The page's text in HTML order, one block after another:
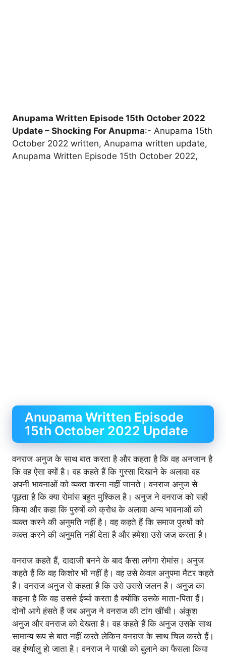
Anupama Written Episode 15th October 2022
Update – Shocking For Anupma:- Anupama 15th
October 2022 written, Anupama written update,
Anupama Written Episode 15th October 2022,
Anupama Written Episode
15th October 2022 Update
वनराज अनुज के साथ बात करता है और कहता है कि वह अनजान है
कि वह ऐसा क्यों है। वह कहते हैं कि गुस्सा दिखाने के अलावा वह
अपनी भावनाओं को व्यक्त करना नहीं जानते। वनराज अनुज से
पूछता है कि क्या रोमांस बहुत मुश्किल है। अनुज ने वनराज को सही
किया और कहा कि पुरुषों को क्रोध के अलावा अन्य भावनाओं को
व्यक्त करने की अनुमति नहीं है। वह कहते हैं कि समाज पुरुषों को
व्यक्त करने की अनुमति नहीं देता है और हमेशा उसे जज करता है।
वनराज कहते हैं, दादाजी बनने के बाद कैसा लगेगा रोमांस। अनुज
कहते हैं कि वह किशोर भी नहीं है। वह उसे केवल अनुपमा मैटर कहते
हैं। वनराज अनुज से कहता है कि उसे उससे जलन है। अनुज का
कहना है कि वह उससे ईर्ष्या करता है क्योंकि उसके माता-पिता हैं।
दोनों आगे हंसते हैं जब अनुज ने वनराज की टांग खींची। अंकुश
अनुज और वनराज को देखता है। वह कहते हैं कि अनुज उसके साथ
सामान्य रूप से बात नहीं करते लेकिन वनराज के साथ चिल करते हैं।
वह ईर्ष्यालु हो जाता है। वनराज ने पाखी को बुलाने का फैसला किया